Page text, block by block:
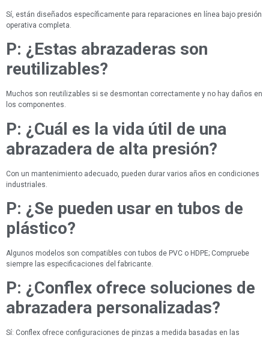
Sí, están diseñados específicamente para reparaciones en línea bajo presión
operativa completa.
P: ¿Estas abrazaderas son
reutilizables?
Muchos son reutilizables si se desmontan correctamente y no hay daños en
los componentes.
P: ¿Cuál es la vida útil de una
abrazadera de alta presión?
Con un mantenimiento adecuado, pueden durar varios años en condiciones
industriales.
P: ¿Se pueden usar en tubos de
plástico?
Algunos modelos son compatibles con tubos de PVC o HDPE; Compruebe
siempre las especificaciones del fabricante.
P: ¿Conflex ofrece soluciones de
abrazadera personalizadas?
Sí: Conflex ofrece configuraciones de pinzas a medida basadas en las